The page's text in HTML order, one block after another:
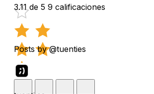
3.11 de 5 9 calificaciones
Posts by @tuenties